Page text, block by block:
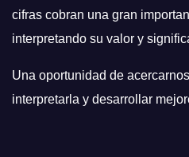
cifras cobran una gran
interpretando su valor y
Una oportunidad de
interpretarla y desarrollar